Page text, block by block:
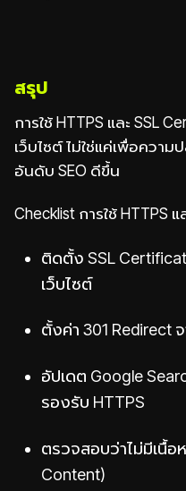
สรุป
การใช้ HTTPS และ SSL
เว็บไซต์ ไม่ใช่แค่เพื่อควา
อันดับ SEO ดีขึ้น
Checklist การใช้ HTTPS
ติดตั้ง SSL
เว็บไซต์
ตั้งค่า 301 Redirect
อัปเดต Google
รองรับ HTTPS
ตรวจสอบว่าไม่มีเนื้อ
Content)